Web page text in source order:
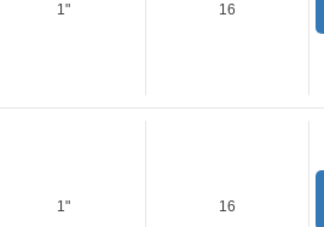
1" 16
1" 16